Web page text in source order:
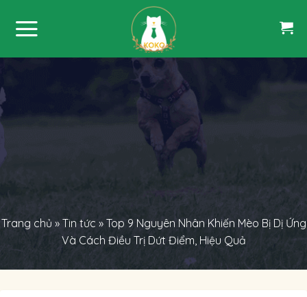
Trang chủ » Tin tức » Top 9 Nguyên Nhân Khiến Mèo Bị Dị Ứng
Và Cách Điều Trị Dứt Điểm, Hiệu Quả